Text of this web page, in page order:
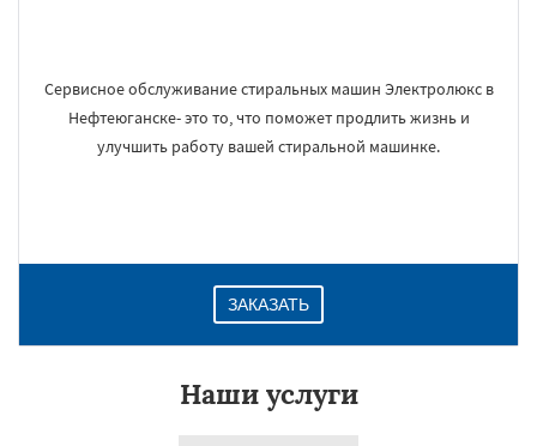
Сервисное обслуживание стиральных машин Электролюкс в
Нефтеюганске- это то, что поможет продлить жизнь и
улучшить работу вашей стиральной машинке.
ЗАКАЗАТЬ
Наши услуги